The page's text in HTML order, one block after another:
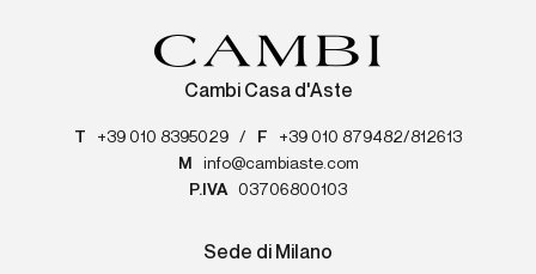
Cambi Casa d'Aste
T +39 010 8395029 / F
+39 010 879482/812613
M
info@cambiaste.com
P.IVA
03706800103
Sede di Milano